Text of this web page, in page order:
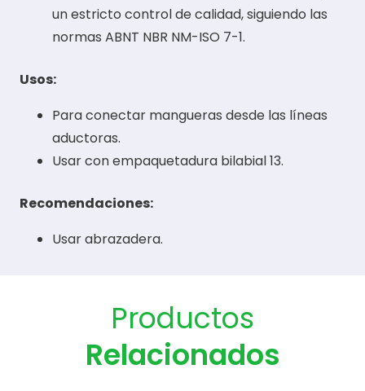
un estricto control de calidad, siguiendo las
normas ABNT NBR NM-ISO 7-1.
Usos:
Para conectar mangueras desde las líneas
aductoras.
Usar con empaquetadura bilabial 13.
Recomendaciones:
Usar abrazadera.
Productos
Relacionados